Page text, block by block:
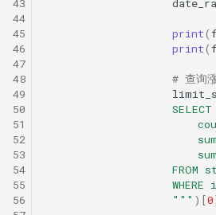
44
45
46
47
48
49
50
51
52
53
54
55
56
print(
print(
# 查询
                    SELECT
FROM
WHERE
                    """
)[0